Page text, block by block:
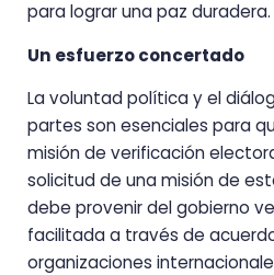
para lograr una paz duradera.
Un esfuerzo concertado
La voluntad política y el
partes son esenciales para
misión de verificación
solicitud de una misión de
debe provenir del gobierno
facilitada a través de
organizaciones